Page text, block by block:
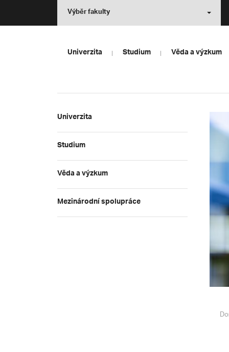
Výběr fakulty
Univerzita Studium Věda a výzkum
Univerzita
Studium
Věda a výzkum
Mezinárodní spolupráce